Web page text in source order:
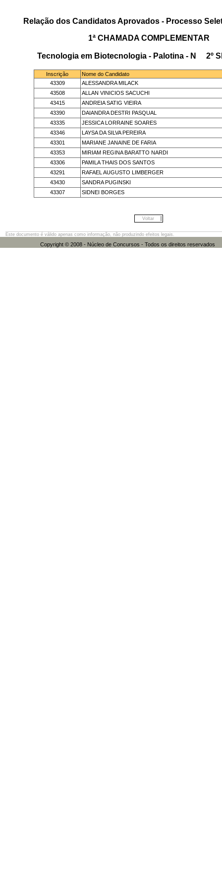
Relação dos Candidatos Aprovados - Processo
1ª CHAMADA COMPLEMENTAR
Tecnologia em Biotecnologia - Palotina - N 2º
Inscrição
Nome do Candidato
43309
ALESSANDRA MILACK
43508
ALLAN VINICIOS SACUCHI
43415
ANDREIA SATIG VIEIRA
43390
DAIANDRA DESTRI PASQUAL
43335
JESSICA LORRAINE SOARES
43346
LAYSA DA SILVA PEREIRA
43301
MARIANE JANAINE DE FARIA
43353
MIRIAM REGINA BARATTO NARDI
43306
PAMILA THAIS DOS SANTOS
43291
RAFAEL AUGUSTO LIMBERGER
43430
SANDRA PUGINSKI
43307
SIDNEI BORGES
Voltar
Este documento é válido apenas como informação, não produzindo efeitos legais.
Copyright © 2008 - Núcleo de Concursos - Todos os direitos